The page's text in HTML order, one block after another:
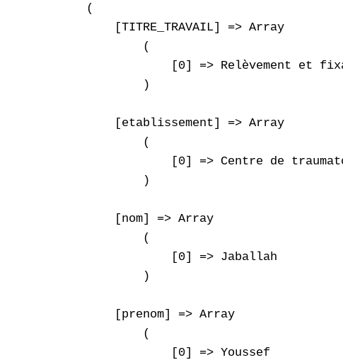
(
    [TITRE_TRAVAIL] => Array
        (
[0] => Relèvement et
        )
    [etablissement] => Array
        (
[0] => Centre de
        )
    [nom] => Array
        (
            [0] => Jaballah
        )
    [prenom] => Array
        (
            [0] => Youssef